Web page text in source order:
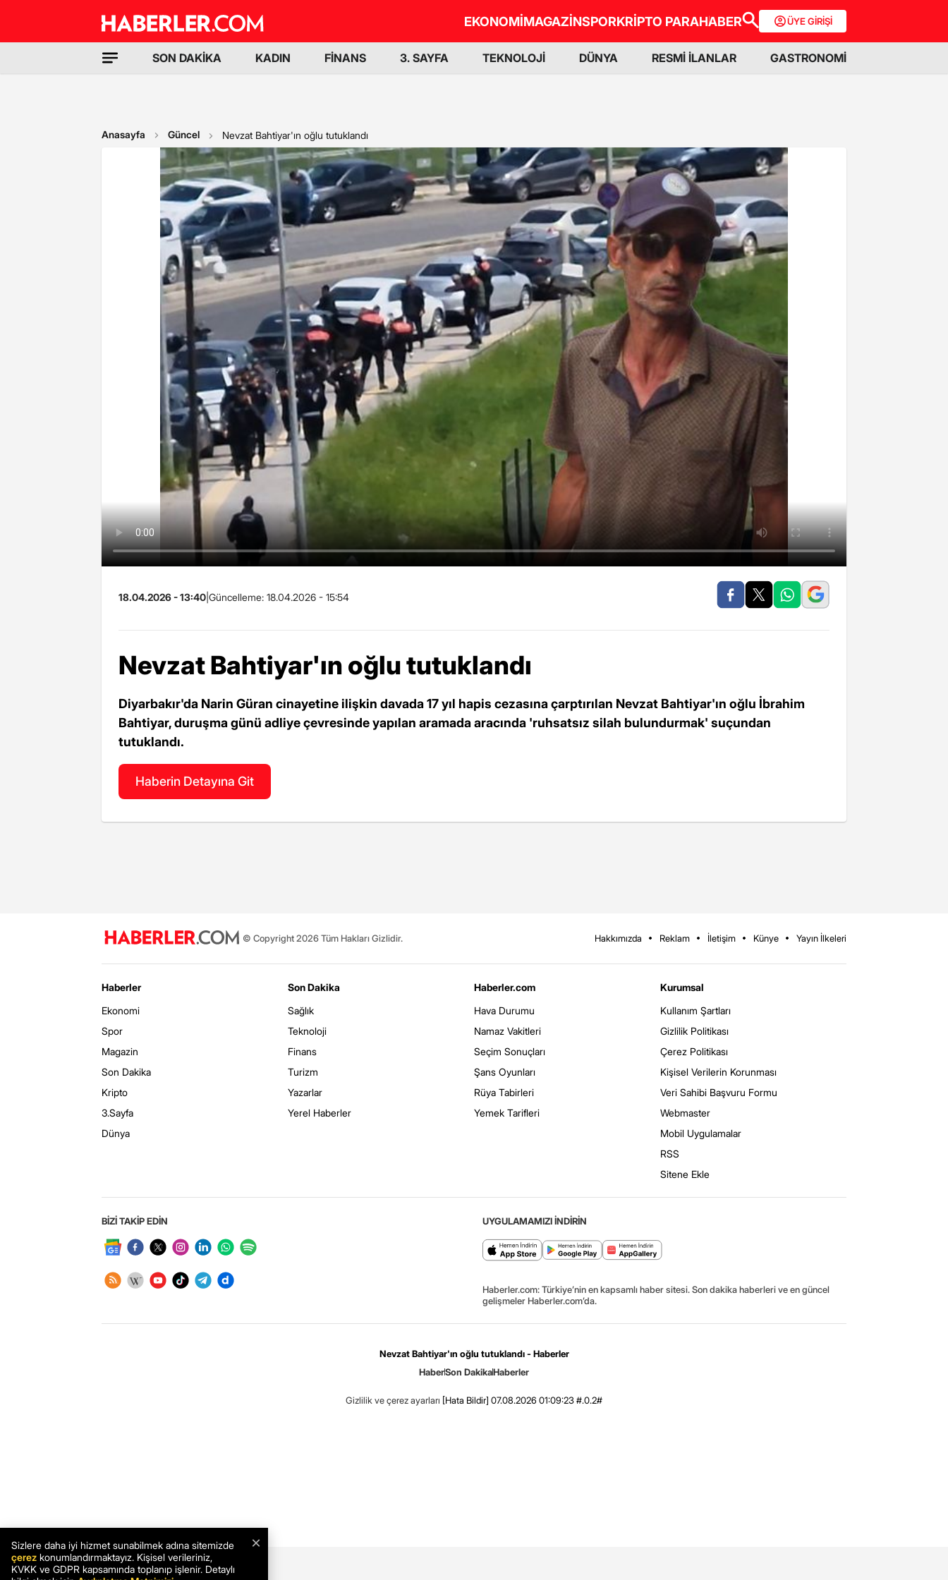
EKONOMİMAGAZİNSPORKRİPTO PARAHABER ÜYE GİRİŞİ
SON DAKİKA KADIN FİNANS 3. SAYFA TEKNOLOJİ DÜNYA RESMİ İLANLAR GASTRONOMİ
Anasayfa Güncel Nevzat Bahtiyar'ın oğlu tutuklandı
18.04.2026 - 13:40 Güncelleme: 18.04.2026 - 15:54
Nevzat Bahtiyar'ın oğlu tutuklandı
Diyarbakır'da Narin Güran cinayetine ilişkin davada 17 yıl hapis cezasına çarptırılan Nevzat Bahtiyar'ın oğlu İbrahim
Bahtiyar, duruşma günü adliye çevresinde yapılan aramada aracında 'ruhsatsız silah bulundurmak' suçundan
tutuklandı.
Haberin Detayına Git
© Copyright 2026 Tüm Hakları Gizlidir. Hakkımızda Reklam İletişim Künye Yayın İlkeleri
Haberler
Ekonomi
Spor
Magazin
Son Dakika
Kripto
3.Sayfa
Dünya
Son Dakika
Sağlık
Teknoloji
Finans
Turizm
Yazarlar
Yerel Haberler
Haberler.com
Hava Durumu
Namaz Vakitleri
Seçim Sonuçları
Şans Oyunları
Rüya Tabirleri
Yemek Tarifleri
Kurumsal
Kullanım Şartları
Gizlilik Politikası
Çerez Politikası
Kişisel Verilerin Korunması
Veri Sahibi Başvuru Formu
Webmaster
Mobil Uygulamalar
RSS
Sitene Ekle
BİZİ TAKİP EDİN UYGULAMAMIZI İNDİRİN
Haberler.com: Türkiye’nin en kapsamlı haber sitesi. Son dakika haberleri ve en güncel
gelişmeler Haberler.com’da.
Nevzat Bahtiyar'ın oğlu tutuklandı - Haberler
HaberSon DakikaHaberler
Gizlilik ve çerez ayarları [Hata Bildir] 07.08.2026 01:09:23 #.0.2#
×
Sizlere daha iyi hizmet sunabilmek adına sitemizde
çerez konumlandırmaktayız. Kişisel verileriniz,
KVKK ve GDPR kapsamında toplanıp işlenir. Detaylı